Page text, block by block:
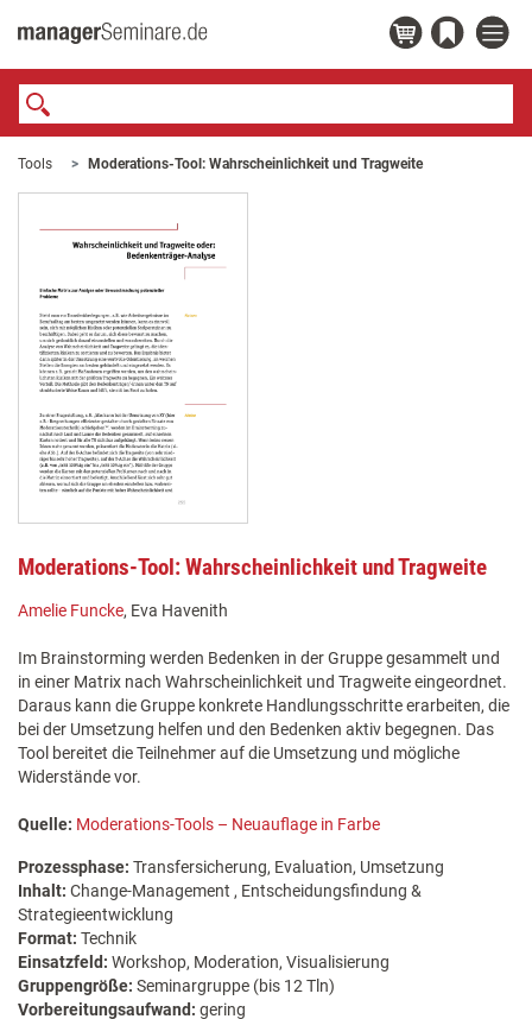
Tools Moderations-Tool: Wahrscheinlichkeit und Tragweite
Moderations-Tool: Wahrscheinlichkeit und Tragweite
Amelie Funcke, Eva Havenith
Im Brainstorming werden Bedenken in der Gruppe gesammelt und
in einer Matrix nach Wahrscheinlichkeit und Tragweite eingeordnet.
Daraus kann die Gruppe konkrete Handlungsschritte erarbeiten, die
bei der Umsetzung helfen und den Bedenken aktiv begegnen. Das
Tool bereitet die Teilnehmer auf die Umsetzung und mögliche
Widerstände vor.
Quelle: Moderations-Tools – Neuauflage in Farbe
Prozessphase: Transfersicherung, Evaluation, Umsetzung
Inhalt: Change-Management , Entscheidungsfindung &
Strategieentwicklung
Format: Technik
Einsatzfeld: Workshop, Moderation, Visualisierung
Gruppengröße: Seminargruppe (bis 12 Tln)
Vorbereitungsaufwand: gering